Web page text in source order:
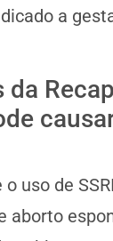
a
uso de
aborto